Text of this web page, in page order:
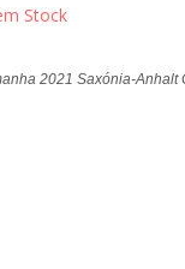
Stock
2021 Saxónia-Anhalt